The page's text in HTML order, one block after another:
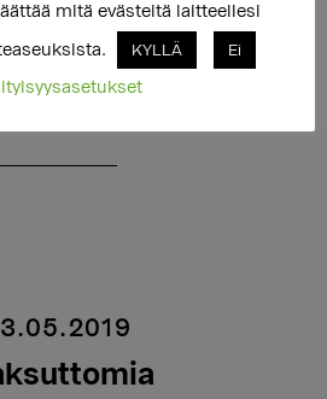
perehdytääb 30.10.
ja seksuaalisuuteen.
Miska Salakka,
mitä evästeitä laitteellesi
KYLLÄ Ei